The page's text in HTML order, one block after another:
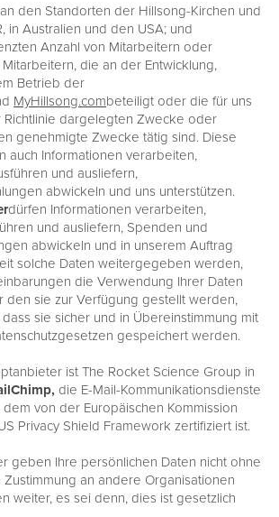
den Standorten der Hillsong-Kirchen und
in Australien und den USA; und
Anzahl von Mitarbeitern oder
die an der Entwicklung,
Betrieb der
MyHillsong.combeteiligt oder die für uns
dargelegten Zwecke oder
genehmigte Zwecke tätig sind. Diese
auch Informationen verarbeiten,
und ausliefern,
abwickeln und uns unterstützen.
dürfen Informationen verarbeiten,
und ausliefern, Spenden und
abwickeln und in unserem Auftrag
solche Daten weitergegeben werden,
die Verwendung Ihrer Daten
den sie zur Verfügung gestellt werden,
sie sicher und in Übereinstimmung mit
gespeichert werden.
ist The Rocket Science Group in
die E-Mail-Kommunikationsdienste
von der Europäischen Kommission
Privacy Shield Framework zertifiziert ist.
geben Ihre persönlichen Daten nicht ohne
an andere Organisationen
weiter, es sei denn, dies ist gesetzlich